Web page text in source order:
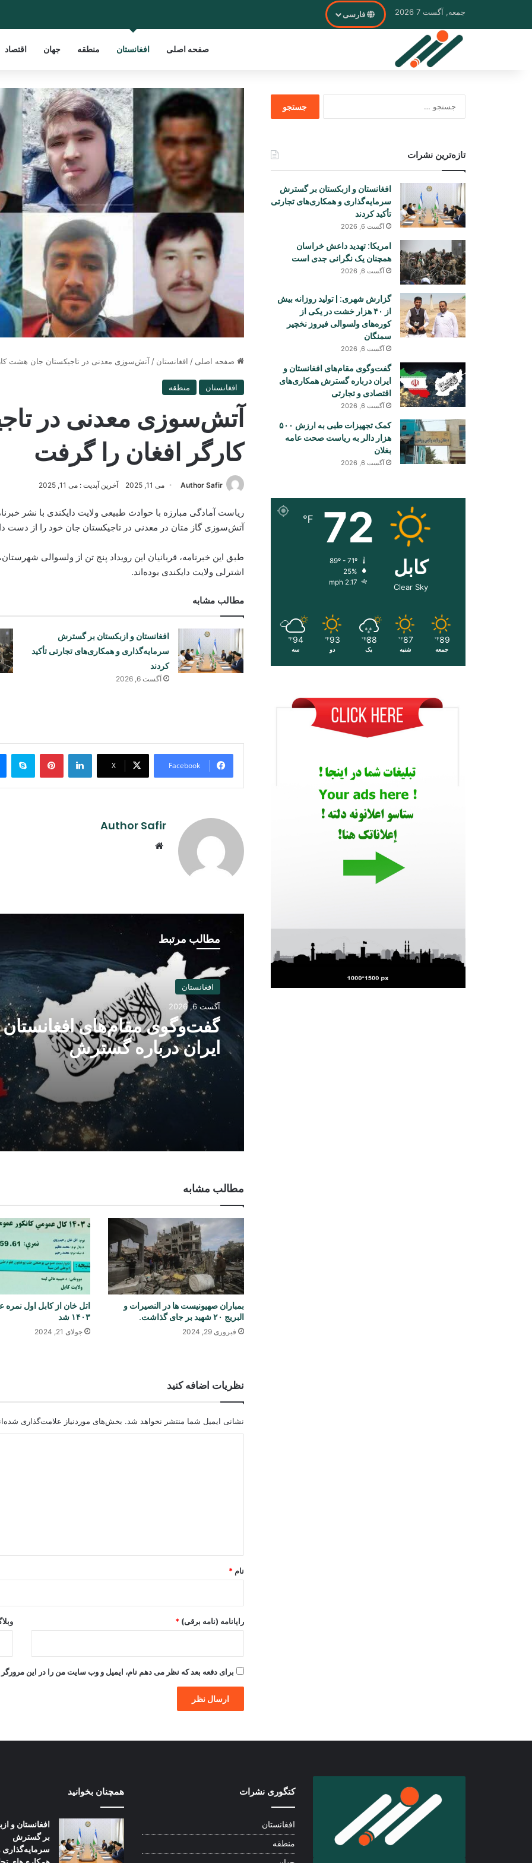
جمعه, آگست 7 2026 فارسی
صفحه اصلی افغانستان منطقه جهان اقتصاد
صفحه اصلی / افغانستان / آتش‌سوزی معدنی در تاجیکستان جان هشت
افغانستان منطقه
آتش‌سوزی معدنی در
کارگر افغان را گرفت
Author Safir می 11, 2025 آخرین آپدیت : می 11, 2025
آتش‌سوزی گاز متان در معدنی در تاجیکستان جان خود را از دست
طبق این خبرنامه، قربانیان این رویداد پنج تن از ولسوالی
اشترلی ولایت دایکندی بوده‌اند.
مطالب مشابه
افغانستان و ازبکستان بر گسترش
سرمایه‌گذاری و همکاری‌های تجارتی تأکید
کردند
آگست 6, 2026
Facebook
X
LinkedIn
Pinterest
Author Safir
مطالب مرتبط
افغانستان
آگست 6, 2026
گفت‌وگوی مقام‌های
ایران درباره گسترش
همکاری‌های اقتصادی و تجارتی
مطالب مشابه
بمباران صهیونیست ها در النصیرات و
البریج ۲۰ شهید بر جای گذاشت.
فبروری 29, 2024
اتل خان از کابل اول نمره
۱۴۰۳ شد
جولای 21, 2024
نظریات اضافه کنید
نشانی ایمیل شما منتشر نخواهد شد. بخش‌های موردنیاز علامت‌گذاری
نام *
رایانامه (نامه برقی) *
برای دفعه بعد که نظر می دهم نام، ایمیل و وب سایت من را در این مرورگر
تازه‌ترین نشرات
افغانستان و ازبکستان بر گسترش
سرمایه‌گذاری و همکاری‌های تجارتی
تأکید کردند
آگست 6, 2026
امریکا: تهدید داعش خراسان
همچنان یک نگرانی جدی است
آگست 6, 2026
گزارش شهری: | تولید روزانه بیش
از ۴۰ هزار خشت در یکی از
کوره‌های ولسوالی فیروز نخچیر
سمنگان
آگست 6, 2026
گفت‌وگوی مقام‌های افغانستان و
ایران درباره گسترش همکاری‌های
اقتصادی و تجارتی
آگست 6, 2026
کمک تجهیزات طبی به ارزش ۵۰۰
هزار دالر به ریاست صحت عامه
بغلان
آگست 6, 2026
کابل
Clear Sky
72
℉
25%
2.17 mph
89
℉
جمعه
87
℉
شنبه
88
℉
یک
93
℉
دو
94
℉
سه
کتگوری نشرات
افغانستان
منطقه
همچنان بخوانید
افغانستان و
بر گسترش
سرمایه‌گذاری